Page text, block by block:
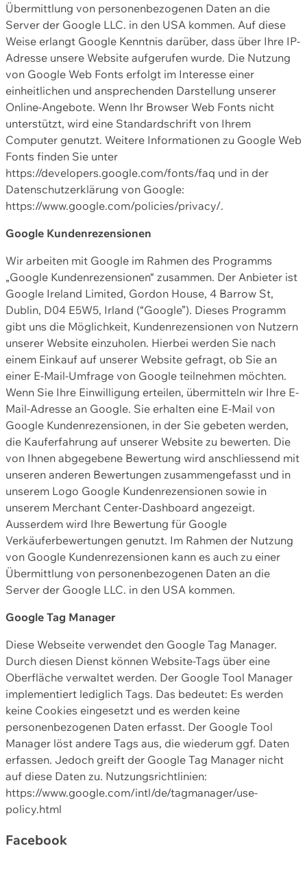
Übermittlung von personenbezogenen Daten an die
Server der Google LLC. in den USA kommen. Auf diese
Weise erlangt Google Kenntnis darüber, dass über Ihre IP-
Adresse unsere Website aufgerufen wurde. Die Nutzung
von Google Web Fonts erfolgt im Interesse einer
einheitlichen und ansprechenden Darstellung unserer
Online-Angebote. Wenn Ihr Browser Web Fonts nicht
unterstützt, wird eine Standardschrift von Ihrem
Computer genutzt. Weitere Informationen zu Google Web
Fonts finden Sie unter
https://developers.google.com/fonts/faq und in der
Datenschutzerklärung von Google:
https://www.google.com/policies/privacy/.
Google Kundenrezensionen
Wir arbeiten mit Google im Rahmen des Programms
„Google Kundenrezensionen“ zusammen. Der Anbieter ist
Google Ireland Limited, Gordon House, 4 Barrow St,
Dublin, D04 E5W5, Irland (“Google”). Dieses Programm
gibt uns die Möglichkeit, Kundenrezensionen von Nutzern
unserer Website einzuholen. Hierbei werden Sie nach
einem Einkauf auf unserer Website gefragt, ob Sie an
einer E-Mail-Umfrage von Google teilnehmen möchten.
Wenn Sie Ihre Einwilligung erteilen, übermitteln wir Ihre E-
Mail-Adresse an Google. Sie erhalten eine E-Mail von
Google Kundenrezensionen, in der Sie gebeten werden,
die Kauferfahrung auf unserer Website zu bewerten. Die
von Ihnen abgegebene Bewertung wird anschliessend mit
unseren anderen Bewertungen zusammengefasst und in
unserem Logo Google Kundenrezensionen sowie in
unserem Merchant Center-Dashboard angezeigt.
Ausserdem wird Ihre Bewertung für Google
Verkäuferbewertungen genutzt. Im Rahmen der Nutzung
von Google Kundenrezensionen kann es auch zu einer
Übermittlung von personenbezogenen Daten an die
Server der Google LLC. in den USA kommen.
Google Tag Manager
Diese Webseite verwendet den Google Tag Manager.
Durch diesen Dienst können Website-Tags über eine
Oberfläche verwaltet werden. Der Google Tool Manager
implementiert lediglich Tags. Das bedeutet: Es werden
keine Cookies eingesetzt und es werden keine
personenbezogenen Daten erfasst. Der Google Tool
Manager löst andere Tags aus, die wiederum ggf. Daten
erfassen. Jedoch greift der Google Tag Manager nicht
auf diese Daten zu. Nutzungsrichtlinien:
https://www.google.com/intl/de/tagmanager/use-
policy.html
Facebook